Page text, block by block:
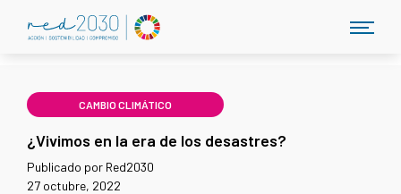
CAMBIO CLIMÁTICO
¿Vivimos en la era de los desastres?
Publicado por Red2030
27 octubre, 2022